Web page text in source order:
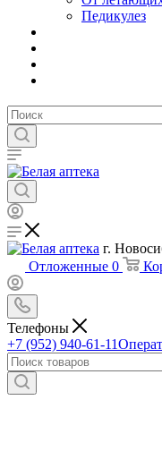
Педикулез
г.
Отложенные 0
Телефоны
+7 (952) 940-61-11